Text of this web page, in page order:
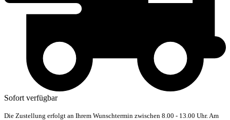
Sofort verfügbar
Die Zustellung erfolgt an Ihrem Wunschtermin zwischen 8.00 - 13.00 Uhr. Am